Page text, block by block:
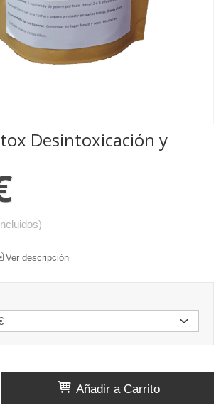
Desintoxicación y
Ver descripción
Añadir a Carrito